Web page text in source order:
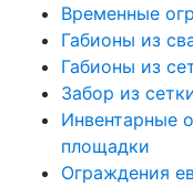
Временные
Габионы из
Габионы из
Забор из
Инвентарные
площадки
Ограждения